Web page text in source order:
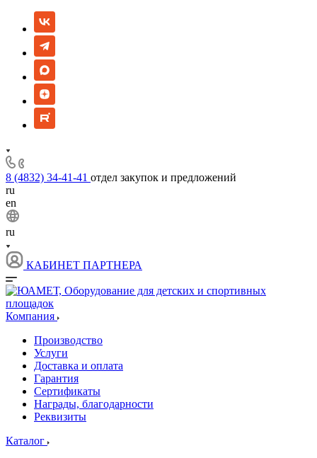
8 (4832) 34-41-41 отдел закупок и предложений
ru
en
ru
КАБИНЕТ ПАРТНЕРА
Компания
Производство
Услуги
Доставка и оплата
Гарантия
Сертификаты
Награды, благодарности
Реквизиты
Каталог